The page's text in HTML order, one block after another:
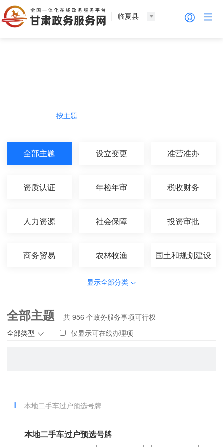
临夏县
按主题
全部主题 设立变更 准营准办
资质认证 年检年审 税收财务
人力资源 社会保障 投资审批
商务贸易 农林牧渔 国土和规划建设
显示全部分类
全部主题
全部类型
共956 个政务服务事项可行权
仅显示可在线办理项
本地二手车过户预选号牌
本地二手车过户预选号牌